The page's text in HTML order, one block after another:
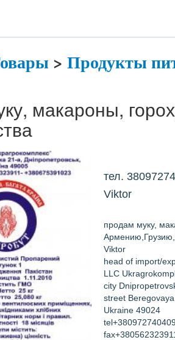
> Продукты
макароны,
тел.
Viktor
продам муку,
Viktor
head of import/
LLC
city
street
Ukraine 49024